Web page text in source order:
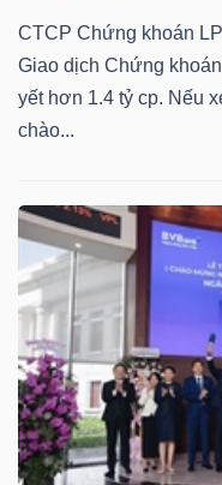
CTCP Chứng khoán
Giao dịch Chứng
yết hơn 1.4 tỷ cp. Nếu
chào...